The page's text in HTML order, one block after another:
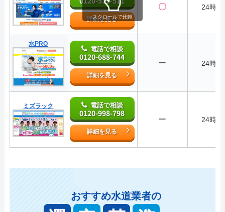
詳細を見る
〇 24時間
水PRO
電話で相談
0120-688-744
詳細を見る
ー 24時間
ミズラック 電話で相談
0120-998-798
詳細を見る
ー 24時間
スクロールで比較
おすすめ水道業者の